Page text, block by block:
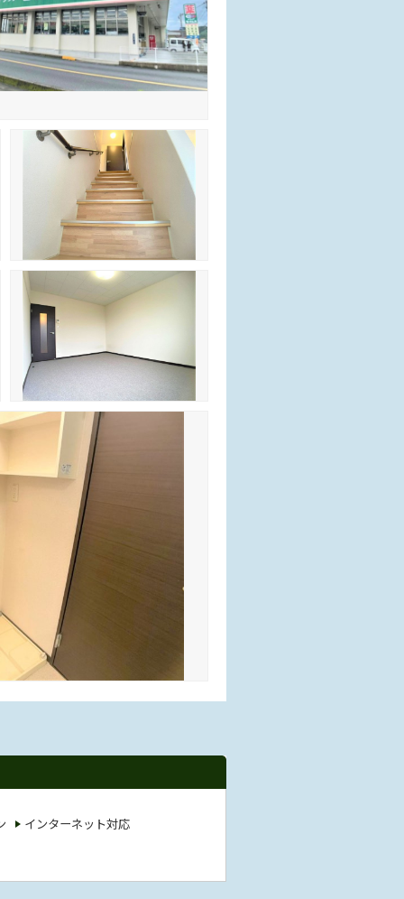
インターネット対応